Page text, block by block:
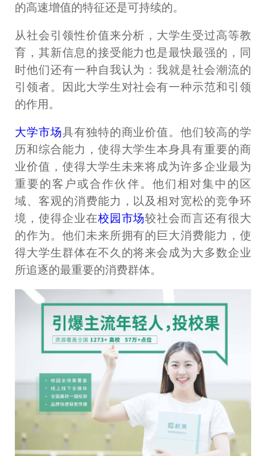
的高速增值的特征还是可持续的。
从社会引领性价值来分析，大学生受过高等教
育，其新信息的接受能力也是最快最强的，同
时他们还有一种自我认为：我就是社会潮流的
引领者。因此大学生对社会有一种示范和引领
的作用。
大学市场具有独特的商业价值。他们较高的学
历和综合能力，使得大学生本身具有重要的商
业价值，使得大学生未来将成为许多企业最为
重要的客户或合作伙伴。他们相对集中的区
域、客观的消费能力，以及相对宽松的竞争环
境，使得企业在校园市场较社会而言还有很大
的作为。他们未来所拥有的巨大消费能力，使
得大学生群体在不久的将来会成为大多数企业
所追逐的最重要的消费群体。